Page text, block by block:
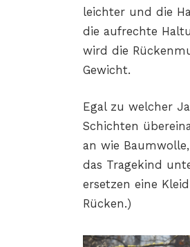
leichter und die
die aufrechte
wird die
Gewicht.
Egal zu welcher
Schichten
an wie
das Tragekind
ersetzen eine
Rücken.)